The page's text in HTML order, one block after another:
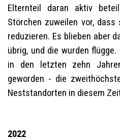
Elternteil daran aktiv
Störchen zuweilen vor,
reduzieren. Es blieben aber
übrig, und die wurden
in den letzten zehn
geworden - die
Neststandorten in diesem
2022